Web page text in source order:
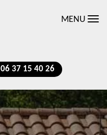
MENU
06 37 15 40 26